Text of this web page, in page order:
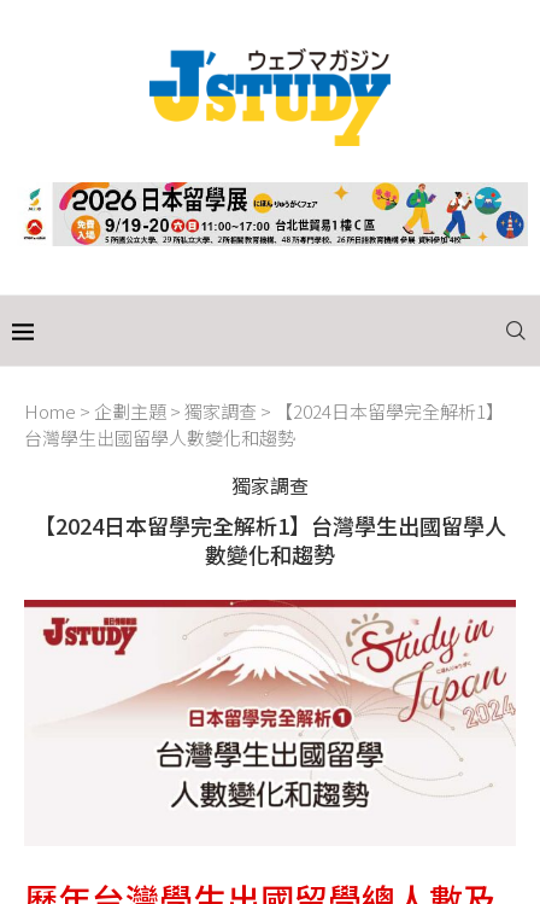
Home > 企劃主題>獨家調查 >
【2024日本留學完全解析1】
台灣學生出國留學人數變化和趨勢
獨家調查
【2024日本留學完全解析1】台灣學生出國留學人
數變化和趨勢